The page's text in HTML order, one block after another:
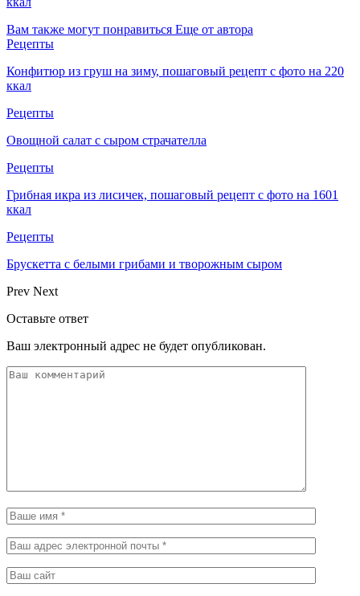
Вам также могут понравиться Еще от автора
Рецепты
Конфитюр из груш на зиму, пошаговый рецепт с фото на 220
ккал
Рецепты
Овощной салат с сыром страчателла
Рецепты
Грибная икра из лисичек, пошаговый рецепт с фото на 1601
ккал
Рецепты
Брускетта с белыми грибами и творожным сыром
Prev Next
Оставьте ответ
Ваш электронный адрес не будет опубликован.